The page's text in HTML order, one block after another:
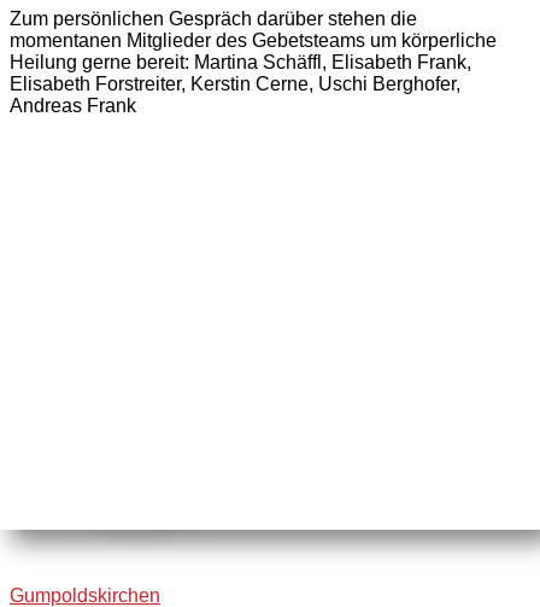
Zum persönlichen Gespräch darüber stehen die
momentanen Mitglieder des Gebetsteams um körperliche
Heilung gerne bereit: Martina Schäffl, Elisabeth Frank,
Elisabeth Forstreiter, Kerstin Cerne, Uschi Berghofer,
Andreas Frank
Gumpoldskirchen